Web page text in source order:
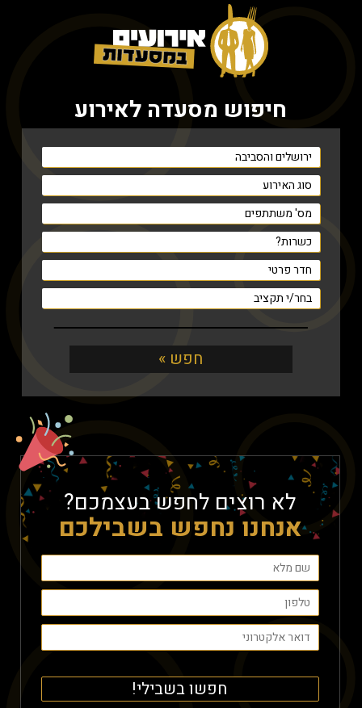
חיפוש מסעדה לאירוע
לא רוצים לחפש בעצמכם?
אנחנו נחפש בשבילכם